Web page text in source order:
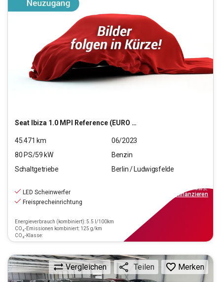
Seat Ibiza 1.0 MPI Reference (EURO 6d)
45.471 km
06/2023
80 PS/59 kW
Benzin
Schaltgetriebe
Berlin / Ludwigsfelde
LED Scheinwerfer
Freisprecheinrichtung
Energieverbrauch (kombiniert): 5.5 l/100km
CO₂-Emissionen kombiniert: 125 g/km
CO₂-Klasse:
inkl.MwSt.
finanzieren
Vergleichen Teilen Merken